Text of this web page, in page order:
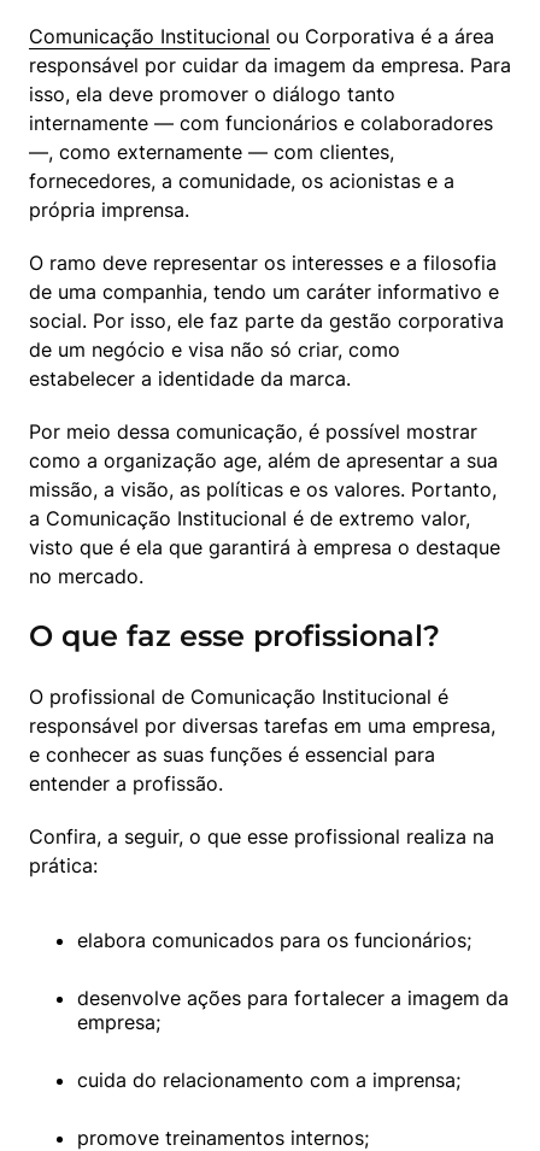
Comunicação Institucional ou Corporativa é a área
responsável por cuidar da imagem da empresa. Para
isso, ela deve promover o diálogo tanto
internamente — com funcionários e colaboradores
—, como externamente — com clientes,
fornecedores, a comunidade, os acionistas e a
própria imprensa.
O ramo deve representar os interesses e a filosofia
de uma companhia, tendo um caráter informativo e
social. Por isso, ele faz parte da gestão corporativa
de um negócio e visa não só criar, como
estabelecer a identidade da marca.
Por meio dessa comunicação, é possível mostrar
como a organização age, além de apresentar a sua
missão, a visão, as políticas e os valores. Portanto,
a Comunicação Institucional é de extremo valor,
visto que é ela que garantirá à empresa o destaque
no mercado.
O que faz esse profissional?
O profissional de Comunicação Institucional é
responsável por diversas tarefas em uma empresa,
e conhecer as suas funções é essencial para
entender a profissão.
Confira, a seguir, o que esse profissional realiza na
prática:
elabora comunicados para os funcionários;
desenvolve ações para fortalecer a imagem da
empresa;
cuida do relacionamento com a imprensa;
promove treinamentos internos;